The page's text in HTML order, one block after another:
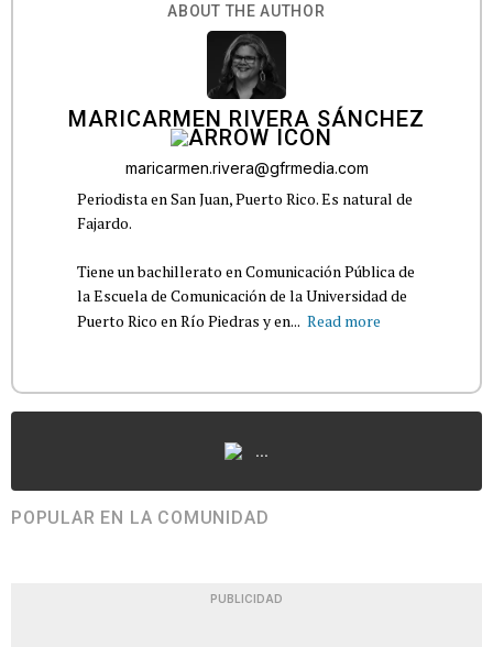
ABOUT THE AUTHOR
MARICARMEN RIVERA SÁNCHEZ
maricarmen.rivera@gfrmedia.com
Periodista en San Juan, Puerto Rico. Es natural de
Fajardo.
Tiene un bachillerato en Comunicación Pública de
la Escuela de Comunicación de la Universidad de
Puerto Rico en Río Piedras y en... Read more
...
POPULAR EN LA COMUNIDAD
PUBLICIDAD